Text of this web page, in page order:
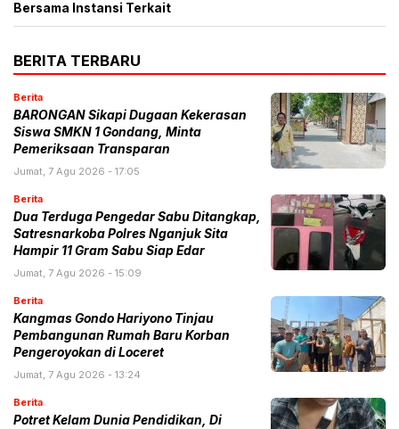
Bersama Instansi Terkait
BERITA TERBARU
Berita
BARONGAN Sikapi Dugaan Kekerasan
Siswa SMKN 1 Gondang, Minta
Pemeriksaan Transparan
Jumat, 7 Agu 2026 - 17:05
Berita
Dua Terduga Pengedar Sabu Ditangkap,
Satresnarkoba Polres Nganjuk Sita
Hampir 11 Gram Sabu Siap Edar
Jumat, 7 Agu 2026 - 15:09
Berita
Kangmas Gondo Hariyono Tinjau
Pembangunan Rumah Baru Korban
Pengeroyokan di Loceret
Jumat, 7 Agu 2026 - 13:24
Berita
Potret Kelam Dunia Pendidikan, Di